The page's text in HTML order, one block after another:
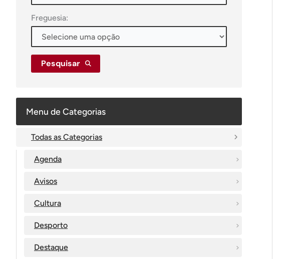
Freguesia:
Pesquisar
Menu de Categorias
Todas as Categorias
Agenda
Avisos
Cultura
Desporto
Destaque